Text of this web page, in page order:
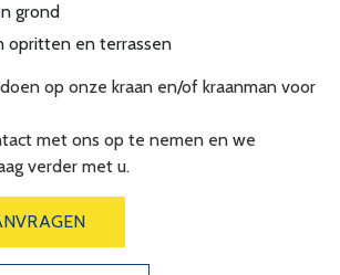
grond
opritten en terrassen
op onze kraan en/of kraanman voor
met ons op te nemen en we
verder met u.